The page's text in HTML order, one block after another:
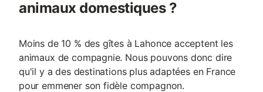
animaux domestiques ?
Moins de 10 % des gîtes à Lahonce acceptent les
animaux de compagnie. Nous pouvons donc dire
qu'il y a des destinations plus adaptées en France
pour emmener son fidèle compagnon.